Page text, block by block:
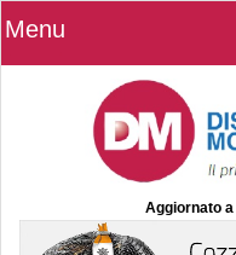
Menu
Aggiornato a